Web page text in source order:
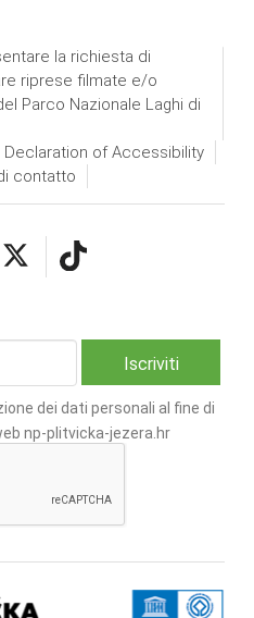
la richiesta di
riprese filmate e/o
Parco Nazionale Laghi di
Declaration of Accessibility
contatto
dei dati personali al fine di
np-plitvicka-jezera.hr